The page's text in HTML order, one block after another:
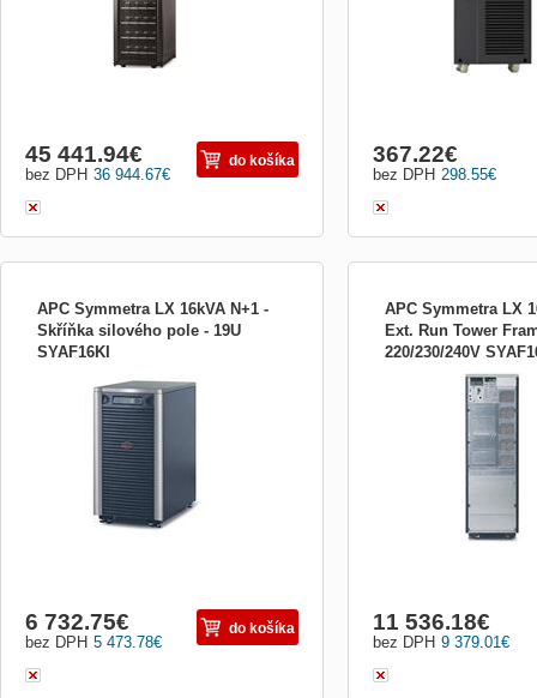
36 944.67€
bez DPH
45 441.94€ do košíka
298.55€
bez DPH
367.22€
APC Symmetra LX 16kVA N+1 -
Skříňka silového pole - 19U
SYAF16KI
5 473.78€
bez DPH
6 732.75€ do košíka
APC Symmetra LX
Ext. Run Tower
220/230/240V
APC Symmetra, 11200
VA,Vstup 230V, 400V
Interface Port DB-9 RS-
9 379.01€
bez DPH
11 536.18€